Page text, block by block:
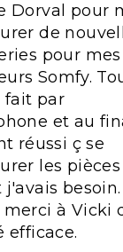
Dorval pour
de
pour mes
Somfy.
fait par
et au
réussi ç se
les pièces
j'avais besoin.
merci à Vicki
efficace.